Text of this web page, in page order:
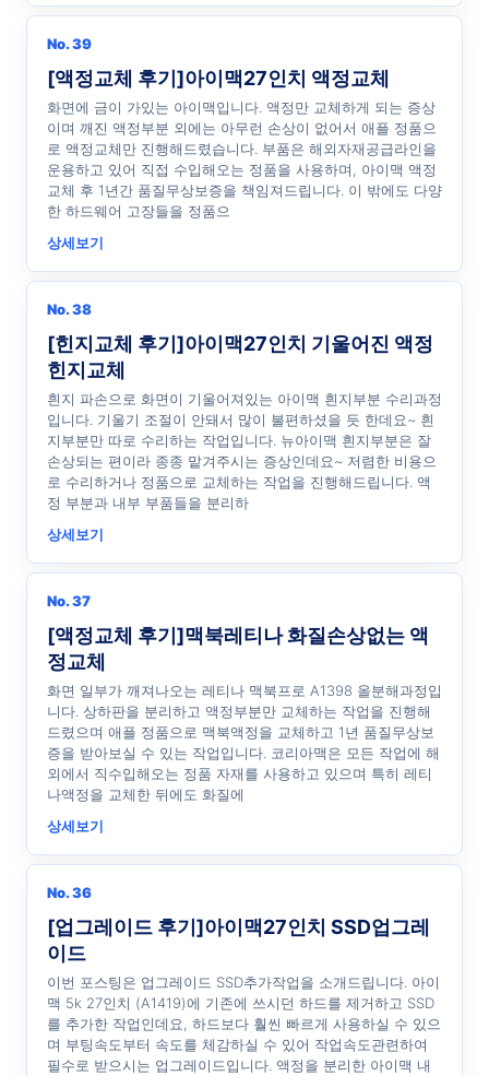
No. 39
[액정교체 후기]아이맥27인치 액정교체
화면에 금이 가있는 아이맥입니다. 액정만 교체하게 되는 증상
이며 깨진 액정부분 외에는 아무런 손상이 없어서 애플 정품으
로 액정교체만 진행해드렸습니다. 부품은 해외자재공급라인을
운용하고 있어 직접 수입해오는 정품을 사용하며, 아이맥 액정
교체 후 1년간 품질무상보증을 책임져드립니다. 이 밖에도 다양
한 하드웨어 고장들을 정품으
상세보기
No. 38
[힌지교체 후기]아이맥27인치 기울어진 액정
힌지교체
흰지 파손으로 화면이 기울어져있는 아이맥 흰지부분 수리과정
입니다. 기울기 조절이 안돼서 많이 불편하셨을 듯 한데요~ 흰
지부분만 따로 수리하는 작업입니다. 뉴아이맥 흰지부분은 잘
손상되는 편이라 종종 맡겨주시는 증상인데요~ 저렴한 비용으
로 수리하거나 정품으로 교체하는 작업을 진행해드립니다. 액
정 부분과 내부 부품들을 분리하
상세보기
No. 37
[액정교체 후기]맥북레티나 화질손상없는 액
정교체
화면 일부가 깨져나오는 레티나 맥북프로 A1398 올분해과정입
니다. 상하판을 분리하고 액정부분만 교체하는 작업을 진행해
드렸으며 애플 정품으로 맥북액정을 교체하고 1년 품질무상보
증을 받아보실 수 있는 작업입니다. 코리아맥은 모든 작업에 해
외에서 직수입해오는 정품 자재를 사용하고 있으며 특히 레티
나액정을 교체한 뒤에도 화질에
상세보기
No. 36
[업그레이드 후기]아이맥27인치 SSD업그레
이드
이번 포스팅은 업그레이드 SSD추가작업을 소개드립니다. 아이
맥 5k 27인치 (A1419)에 기존에 쓰시던 하드를 제거하고 SSD
를 추가한 작업인데요, 하드보다 훨씬 빠르게 사용하실 수 있으
며 부팅속도부터 속도를 체감하실 수 있어 작업속도관련하여
필수로 받으시는 업그레이드입니다. 액정을 분리한 아이맥 내